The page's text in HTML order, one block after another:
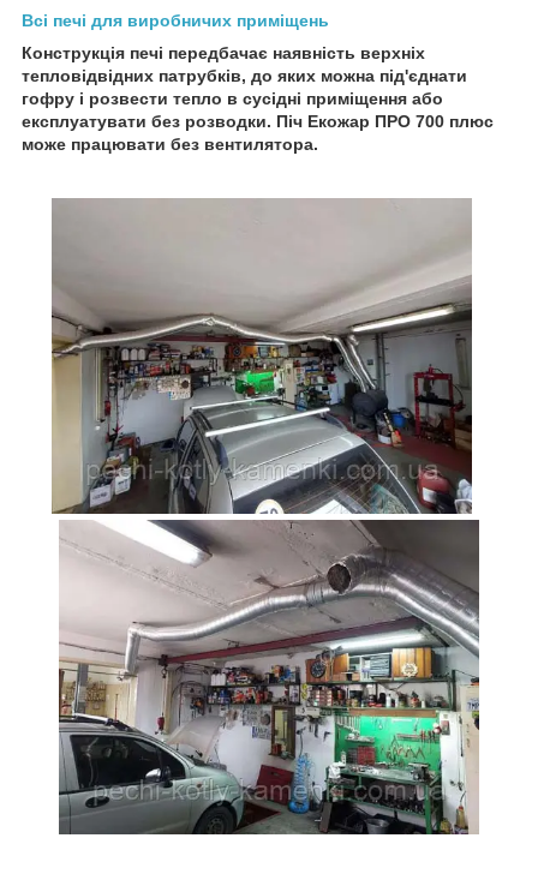
Всі печі для виробничих приміщень
Конструкція печі передбачає наявність верхніх
тепловідвідних патрубків, до яких можна під'єднати
гофру і розвести тепло в сусідні приміщення або
експлуатувати без розводки. Піч Екожар ПРО 700 плюс
може працювати без вентилятора.